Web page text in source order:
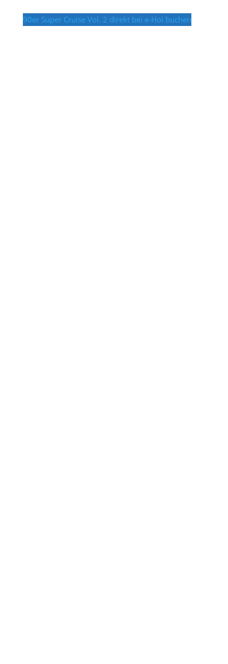
90er Super Cruise Vol. 2 direkt bei e-Hoi buchen